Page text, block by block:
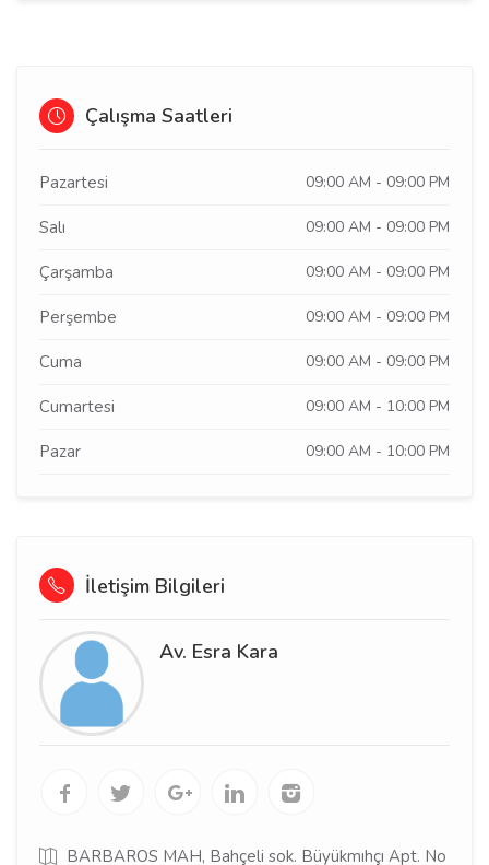
Çalışma Saatleri
Pazartesi 09:00 AM - 09:00 PM
Salı 09:00 AM - 09:00 PM
Çarşamba 09:00 AM - 09:00 PM
Perşembe 09:00 AM - 09:00 PM
Cuma 09:00 AM - 09:00 PM
Cumartesi 09:00 AM - 10:00 PM
Pazar 09:00 AM - 10:00 PM
İletişim Bilgileri
Av. Esra Kara
BARBAROS MAH, Bahçeli sok. Büyükmıhçı Apt. No